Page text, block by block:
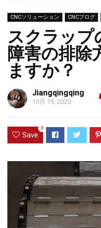
CNCソリューション CNCブログ
スクラップ
障害の排除
ますか？
Jiangqingqing
10月 19, 2020
Save
0